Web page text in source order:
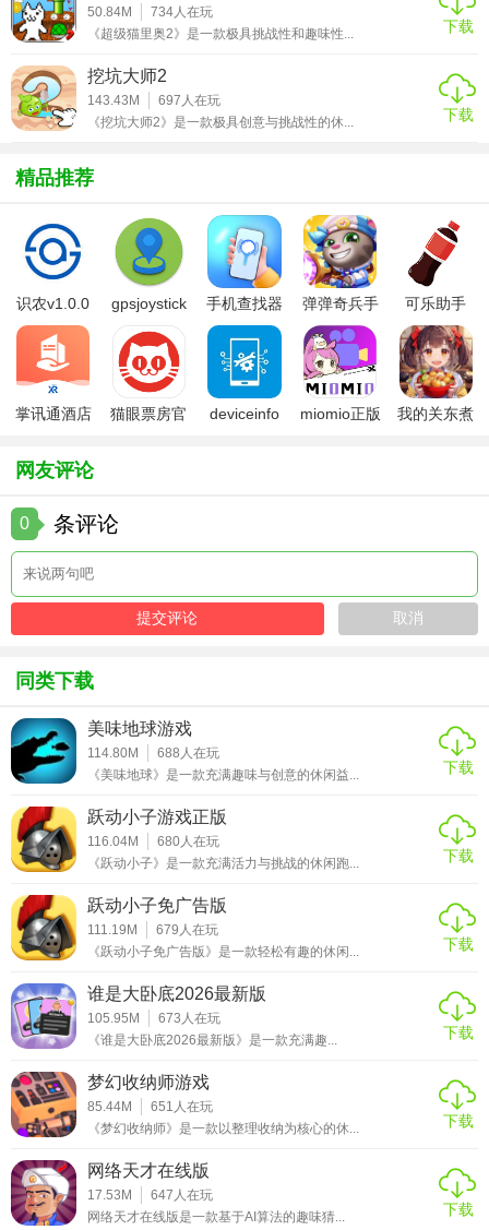
【泡泡龙：喵星人来袭特色】
色，每个角色都有独特的外观与技能。
2. 丰富关卡设计：数百个精心设计的关卡，难度逐渐提升，
彩虹泡泡等，帮助玩家轻松过关。
4. 精美画面与音效：游戏画面精美，色彩鲜艳，搭配欢快的
背景音乐与音效，营造愉悦的游戏氛围。
5. 社交互动功能：支持玩家之间的互动与竞争，分享游戏成
就，增加游戏趣味性。
【泡泡龙：喵星人来袭技巧】
最佳消除路径。
2. 合理利用道具：根据关卡情况，合理使用道具与特殊技
能，提升消除效率。
3. 优先解救喵星人：在消除泡泡的同时，注意解救被困的喵
星人，以获得额外奖励与提示。
【泡泡龙：喵星人来袭点评】
卡设计与多样的道具系统，为玩家带来了一场既刺激又温馨
的泡泡消除盛宴。游戏画面精美，音效欢快，操作简单易上
都能在这款游戏中找到乐趣与满足。强烈推荐给喜欢泡泡龙
类游戏与喵星人文化的玩家们！
50.84M 734 人在玩
《超级猫里奥2》是一款极具挑战性和趣味性...
下载
挖坑大师2
143.43M 697 人在玩
《挖坑大师2》是一款极具创意与挑战性的休...
下载
精品推荐
识农v1.0.0
gpsjoystick
手机查找器
app
弹弹奇兵手
游免费版
可乐助手
5.26版本
掌讯通酒店
猫眼票房官
deviceinfo
miomio正版
我的关东煮
网友评论
0 条评论
同类下载
美味地球游戏
114.80M 688 人在玩
《美味地球》是一款充满趣味与创意的休闲益...
下载
跃动小子游戏正版
116.04M 680人在玩
《跃动小子》是一款充满活力与挑战的休闲跑...
下载
跃动小子免广告版
111.19M 679 人在玩
《跃动小子免广告版》是一款轻松有趣的休闲...
下载
谁是大卧底2026最新版
105.95M 673 人在玩
《谁是大卧底2026最新版》是一款充满趣...
下载
梦幻收纳师游戏
85.44M 651 人在玩
《梦幻收纳师》是一款以整理收纳为核心的休...
下载
网络天才在线版
17.53M 647 人在玩
网络天才在线版是一款基于AI算法的趣味猜...
下载